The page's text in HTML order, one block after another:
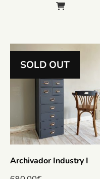
SOLD OUT
Archivador Industry I